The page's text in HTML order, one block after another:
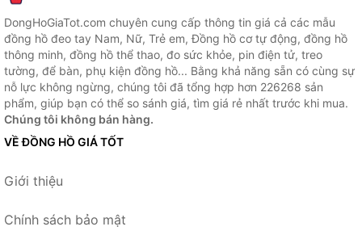
DongHoGiaTot.com chuyên cung cấp thông tin giá cả các mẫu
đồng hồ đeo tay Nam, Nữ, Trẻ em, Đồng hồ cơ tự động, đồng hồ
thông minh, đồng hồ thể thao, đo sức khỏe, pin điện tử, treo
tường, để bàn, phụ kiện đồng hồ... Bằng khả năng sẵn có cùng sự
nỗ lực không ngừng, chúng tôi đã tổng hợp hơn 226268 sản
phẩm, giúp bạn có thể so sánh giá, tìm giá rẻ nhất trước khi mua.
Chúng tôi không bán hàng.
VỀ ĐỒNG HỒ GIÁ TỐT
Giới thiệu
Chính sách bảo mật